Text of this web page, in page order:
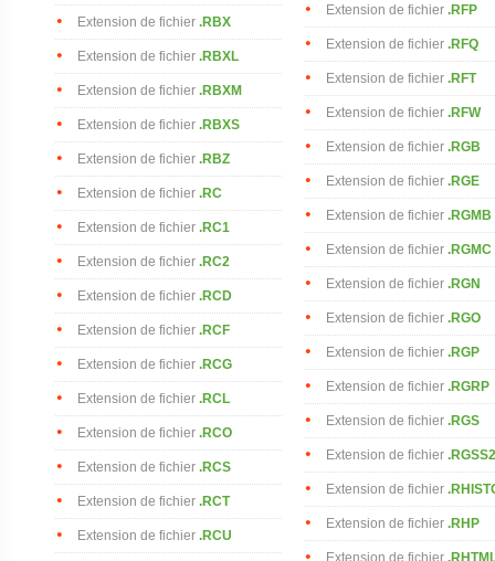
Extension de fichier .RBX
Extension de fichier .RBXL
Extension de fichier .RBXM
Extension de fichier .RBXS
Extension de fichier .RBZ
Extension de fichier .RC
Extension de fichier .RC1
Extension de fichier .RC2
Extension de fichier .RCD
Extension de fichier .RCF
Extension de fichier .RCG
Extension de fichier .RCL
Extension de fichier .RCO
Extension de fichier .RCS
Extension de fichier .RCT
Extension de fichier .RCU
Extension de fichier .RFP
Extension de fichier .RFQ
Extension de fichier .RFT
Extension de fichier .RFW
Extension de fichier .RGB
Extension de fichier .RGE
Extension de fichier .RGMB
Extension de fichier .RGMC
Extension de fichier .RGN
Extension de fichier .RGO
Extension de fichier .RGP
Extension de fichier .RGRP
Extension de fichier .RGS
Extension de fichier
Extension de fichier
Extension de fichier .RHP
Extension de fichier